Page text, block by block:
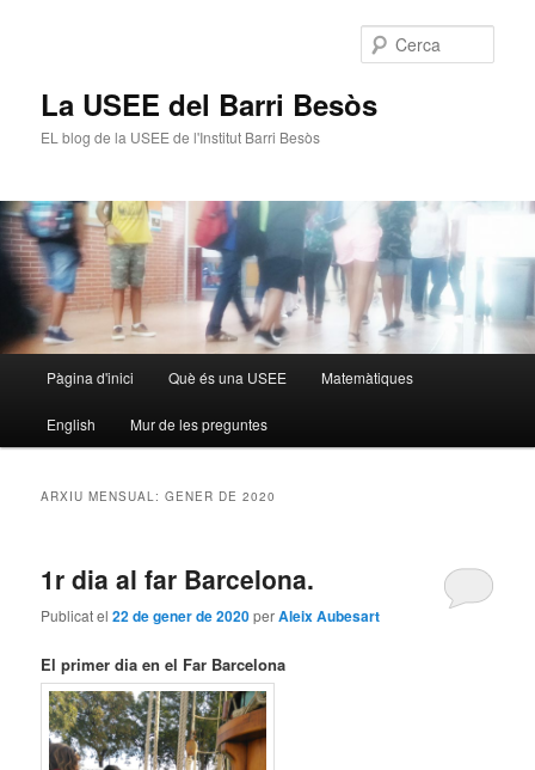
La USEE del Barri Besòs
EL blog de la USEE de l'Institut Barri Besòs
Aneu
al
Aneu
al
Pàgina d'inici Què és una USEE Matemàtiques
English Mur de les preguntes
ARXIU MENSUAL:GENER DE 2020
1r dia al far Barcelona.
Publicat el22 de gener de 2020perAleix Aubesart
El primer dia en el Far Barcelona